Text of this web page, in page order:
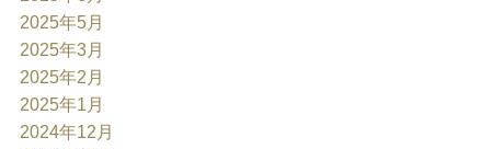
2025年5月
2025年3月
2025年2月
2025年1月
2024年12月